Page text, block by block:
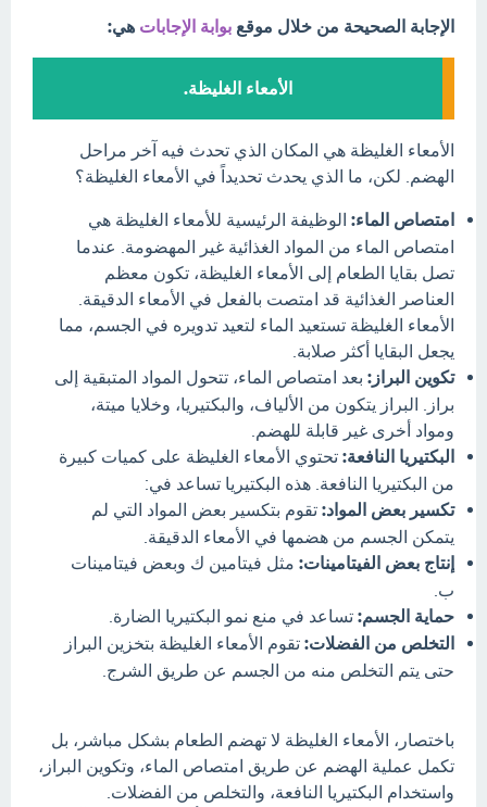
الإجابة الصحيحة من خلال موقع بوابة الإجابات هي:
الأمعاء الغليظة.
الأمعاء الغليظة هي المكان الذي تحدث فيه آخر مراحل
الهضم. لكن، ما الذي يحدث تحديداً في الأمعاء الغليظة؟
امتصاص الماء: الوظيفة الرئيسية للأمعاء الغليظة هي
امتصاص الماء من المواد الغذائية غير المهضومة. عندما
تصل بقايا الطعام إلى الأمعاء الغليظة، تكون معظم
العناصر الغذائية قد امتصت بالفعل في الأمعاء الدقيقة.
الأمعاء الغليظة تستعيد الماء لتعيد تدويره في الجسم، مما
يجعل البقايا أكثر صلابة.
تكوين البراز: بعد امتصاص الماء، تتحول المواد المتبقية إلى
براز. البراز يتكون من الألياف، والبكتيريا، وخلايا ميتة،
ومواد أخرى غير قابلة للهضم.
البكتيريا النافعة: تحتوي الأمعاء الغليظة على كميات كبيرة
من البكتيريا النافعة. هذه البكتيريا تساعد في:
تكسير بعض المواد: تقوم بتكسير بعض المواد التي لم
يتمكن الجسم من هضمها في الأمعاء الدقيقة.
إنتاج بعض الفيتامينات: مثل فيتامين ك وبعض فيتامينات
ب.
حماية الجسم: تساعد في منع نمو البكتيريا الضارة.
التخلص من الفضلات: تقوم الأمعاء الغليظة بتخزين البراز
حتى يتم التخلص منه من الجسم عن طريق الشرج.
باختصار، الأمعاء الغليظة لا تهضم الطعام بشكل مباشر، بل
تكمل عملية الهضم عن طريق امتصاص الماء، وتكوين البراز،
واستخدام البكتيريا النافعة، والتخلص من الفضلات.